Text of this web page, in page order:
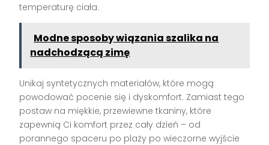
temperaturę ciała.
Modne sposoby wiązania szalika na
nadchodzącą zimę
Unikaj syntetycznych materiałów, które mogą
powodować pocenie się i dyskomfort. Zamiast tego
postaw na miękkie, przewiewne tkaniny, które
zapewnią Ci komfort przez cały dzień – od
porannego spaceru po plaży po wieczorne wyjście